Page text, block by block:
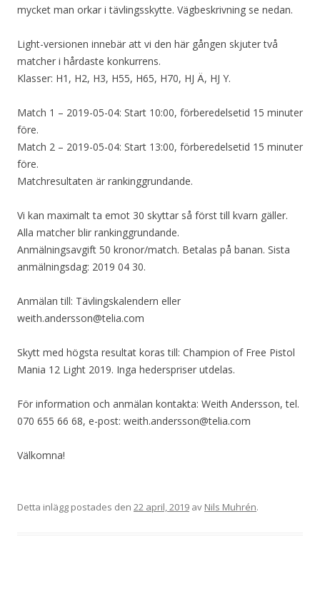
mycket man orkar i tävlingsskytte. Vägbeskrivning se nedan.
Light-versionen innebär att vi den här gången skjuter två
matcher i hårdaste konkurrens.
Klasser: H1, H2, H3, H55, H65, H70, HJ Ä, HJ Y.
Match 1 – 2019-05-04: Start 10:00, förberedelsetid 15 minuter
före.
Match 2 – 2019-05-04: Start 13:00, förberedelsetid 15 minuter
före.
Matchresultaten är rankinggrundande.
Vi kan maximalt ta emot 30 skyttar så först till kvarn gäller.
Alla matcher blir rankinggrundande.
Anmälningsavgift 50 kronor/match. Betalas på banan. Sista
anmälningsdag: 2019 04 30.
Anmälan till: Tävlingskalendern eller
weith.andersson@telia.com
Skytt med högsta resultat koras till: Champion of Free Pistol
Mania 12 Light 2019. Inga hederspriser utdelas.
För information och anmälan kontakta: Weith Andersson, tel.
070 655 66 68, e-post: weith.andersson@telia.com
Välkomna!
Detta inlägg postades den 22 april, 2019 av Nils Muhrén.